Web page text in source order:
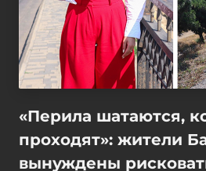
«Перила шатаются,
проходят»: жители
вынуждены